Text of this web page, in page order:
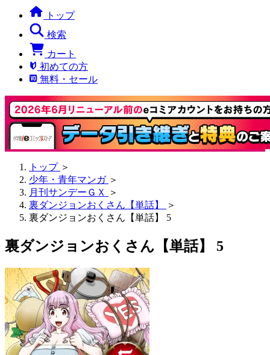
トップ
検索
カート
初めての方
無料・セール
トップ ＞
少年・青年マンガ ＞
月刊サンデーＧＸ
＞
裏ダンジョンおくさん【単話】
＞
裏ダンジョンおくさん【単話】 5
裏ダンジョンおくさん【単話】 5